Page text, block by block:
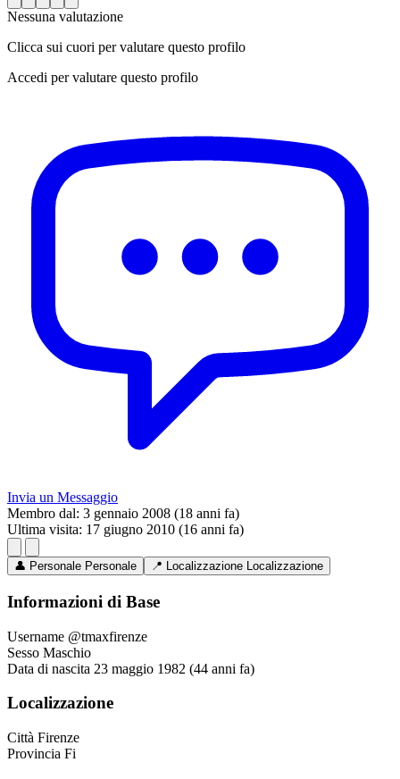
Nessuna valutazione
Clicca sui cuori per valutare questo profilo
Accedi per valutare questo profilo
Invia un Messaggio
Membro dal: 3 gennaio 2008 (18 anni fa)
Ultima visita: 17 giugno 2010 (16 anni fa)
👤 Personale Personale 📍 Localizzazione Localizzazione
Informazioni di Base
Username @tmaxfirenze
Sesso Maschio
Data di nascita 23 maggio 1982 (44 anni fa)
Localizzazione
Città Firenze
Provincia Fi